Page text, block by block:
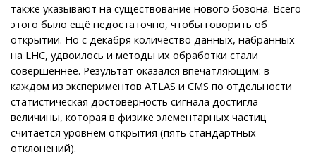
также указывают на существование нового бозона. Всего
этого было ещё недостаточно, чтобы говорить об
открытии. Но с декабря количество данных, набранных
на LHC, удвоилось и методы их обработки стали
совершеннее. Результат оказался впечатляющим: в
каждом из экспериментов ATLAS и CMS по отдельности
статистическая достоверность сигнала достигла
величины, которая в физике элементарных частиц
считается уровнем открытия (пять стандартных
отклонений).